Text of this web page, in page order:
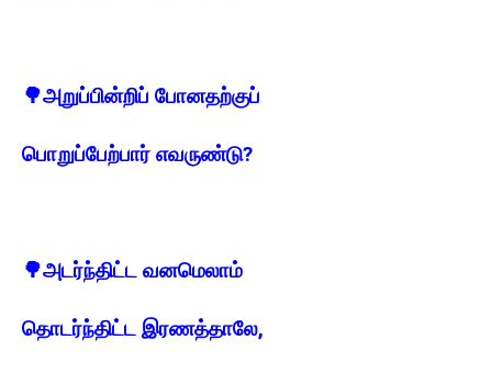
🌳அறுப்பின்றிப் போனதற்குப்
பொறுப்பேற்பார் எவருண்டு?
🌳அடர்ந்திட்ட வனமெலாம்
தொடர்ந்திட்ட இரணத்தாலே,